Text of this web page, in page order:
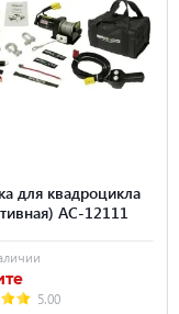
для квадроцикла
AC-12111
5.00